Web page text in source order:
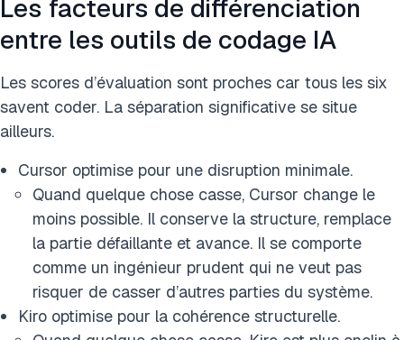
Les facteurs de différenciation
entre les outils de codage IA
Les scores d’évaluation sont proches car tous les six
savent coder. La séparation significative se situe
ailleurs.
Cursor optimise pour une disruption minimale.
Quand quelque chose casse, Cursor change le
moins possible. Il conserve la structure, remplace
la partie défaillante et avance. Il se comporte
comme un ingénieur prudent qui ne veut pas
risquer de casser d’autres parties du système.
Kiro optimise pour la cohérence structurelle.